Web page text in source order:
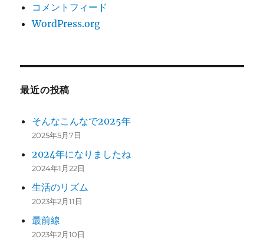
コメントフィード
WordPress.org
最近の投稿
そんなこんなで2025年
2025年5月7日
2024年になりましたね
2024年1月22日
生活のリズム
2023年2月11日
最前線
2023年2月10日